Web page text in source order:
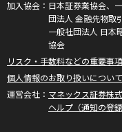
日本証券業協会、
団法人 金融先物取
一般社団法人 日本
協会
リスク・手数料などの重要事項
個人情報のお取り扱いについて
マネックス証券株
ヘルプ（通知の登録